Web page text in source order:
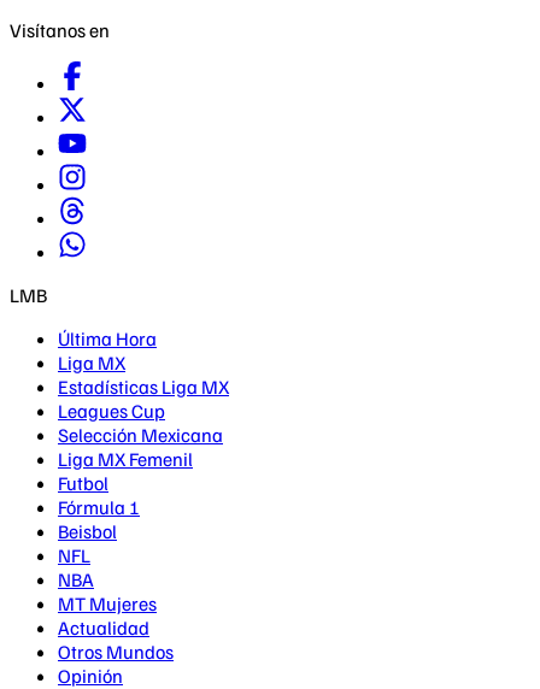
Visítanos en
LMB
Última Hora
Liga MX
Estadísticas Liga MX
Leagues Cup
Selección Mexicana
Liga MX Femenil
Futbol
Fórmula 1
Beisbol
NFL
NBA
MT Mujeres
Actualidad
Otros Mundos
Opinión